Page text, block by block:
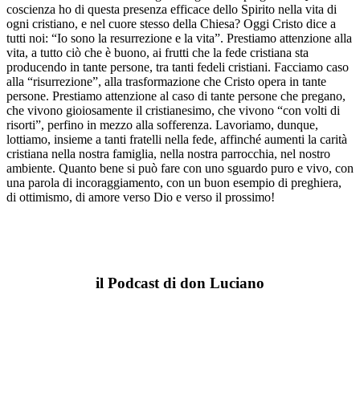
coscienza ho di questa presenza efficace dello Spirito nella vita di
ogni cristiano, e nel cuore stesso della Chiesa? Oggi Cristo dice a
tutti noi: “Io sono la resurrezione e la vita”. Prestiamo attenzione alla
vita, a tutto ciò che è buono, ai frutti che la fede cristiana sta
producendo in tante persone, tra tanti fedeli cristiani. Facciamo caso
alla “risurrezione”, alla trasformazione che Cristo opera in tante
persone. Prestiamo attenzione al caso di tante persone che pregano,
che vivono gioiosamente il cristianesimo, che vivono “con volti di
risorti”, perfino in mezzo alla sofferenza. Lavoriamo, dunque,
lottiamo, insieme a tanti fratelli nella fede, affinché aumenti la carità
cristiana nella nostra famiglia, nella nostra parrocchia, nel nostro
ambiente. Quanto bene si può fare con uno sguardo puro e vivo, con
una parola di incoraggiamento, con un buon esempio di preghiera,
di ottimismo, di amore verso Dio e verso il prossimo!
il Podcast di don Luciano